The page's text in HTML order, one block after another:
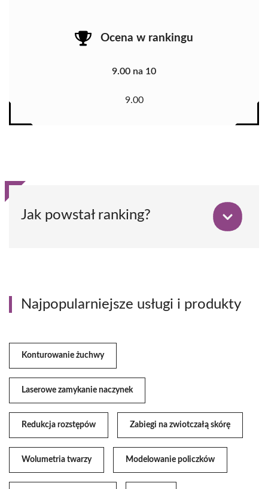
Ocena w rankingu
9.00 na 10
9.00
Jak powstał ranking?
Najpopularniejsze usługi i produkty
Konturowanie żuchwy
Laserowe zamykanie naczynek
Redukcja rozstępów Zabiegi na zwiotczałą skórę
Wolumetria twarzy Modelowanie policzków